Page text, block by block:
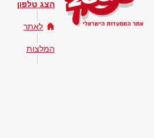
הצג טלפון
לאתר
המלצות